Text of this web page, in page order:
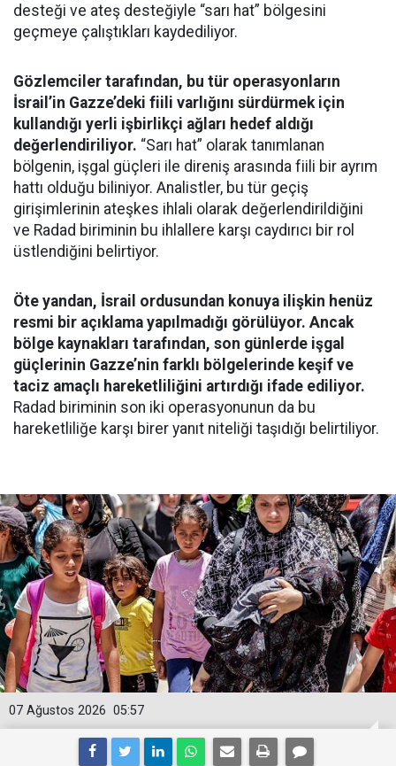
desteği ve ateş desteğiyle “sarı hat” bölgesini
geçmeye çalıştıkları kaydediliyor.
Gözlemciler tarafından, bu tür operasyonların
İsrail’in Gazze’deki fiili varlığını sürdürmek için
kullandığı yerli işbirlikçi ağları hedef aldığı
değerlendiriliyor. “Sarı hat” olarak tanımlanan
bölgenin, işgal güçleri ile direniş arasında fiili bir ayrım
hattı olduğu biliniyor. Analistler, bu tür geçiş
girişimlerinin ateşkes ihlali olarak değerlendirildiğini
ve Radad biriminin bu ihlallere karşı caydırıcı bir rol
üstlendiğini belirtiyor.
Öte yandan, İsrail ordusundan konuya ilişkin henüz
resmi bir açıklama yapılmadığı görülüyor. Ancak
bölge kaynakları tarafından, son günlerde işgal
güçlerinin Gazze’nin farklı bölgelerinde keşif ve
taciz amaçlı hareketliliğini artırdığı ifade ediliyor.
Radad biriminin son iki operasyonunun da bu
hareketliliğe karşı birer yanıt niteliği taşıdığı belirtiliyor.
05:57
07 Ağustos 2026